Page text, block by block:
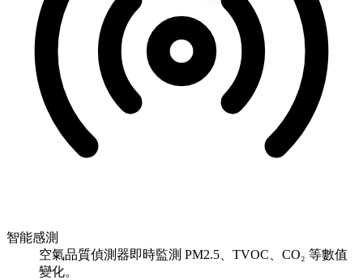
智能感測
空氣品質偵測器即時監測 PM2.5、TVOC、CO₂ 等數值
變化。